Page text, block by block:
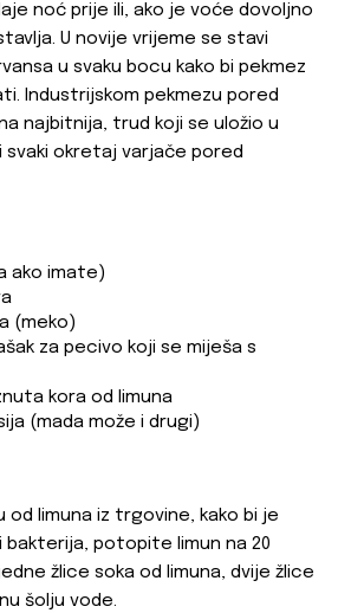
noć prije ili, ako je voće dovoljno
U novije vrijeme se stavi
u svaku bocu kako bi pekmez
Industrijskom pekmezu pored
najbitnija, trud koji se uložio u
svaki okretaj varjače pored
ako imate)
(meko)
za pecivo koji se miješa s
kora od limuna
(mada može i drugi)
od limuna iz trgovine, kako bi je
bakterija, potopite limun na 20
žlice soka od limuna, dvije žlice
šolju vode.